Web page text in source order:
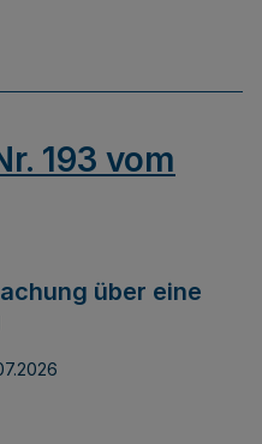
193 vom
über eine